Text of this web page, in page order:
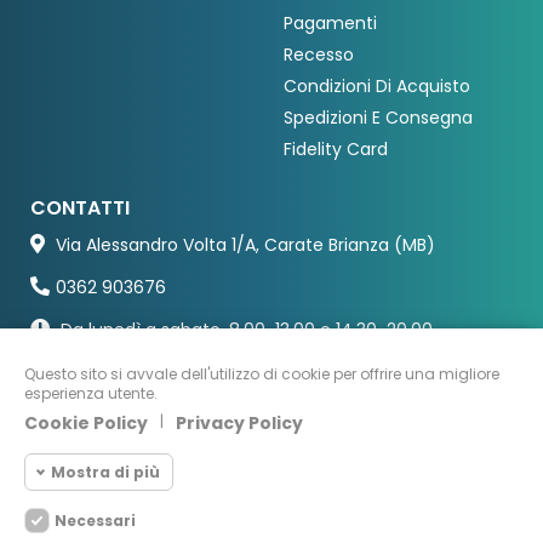
Pagamenti
Recesso
Condizioni Di Acquisto
Spedizioni E Consegna
Fidelity Card
CONTATTI
Via Alessandro Volta 1/A, Carate Brianza (MB)
0362 903676
Da lunedì a sabato, 8.00-13.00 e 14.30-20.00
Questo sito si avvale dell'utilizzo di cookie per offrire una migliore
esperienza utente.
Cookie Policy | Privacy Policy
Mostra di più
Necessari